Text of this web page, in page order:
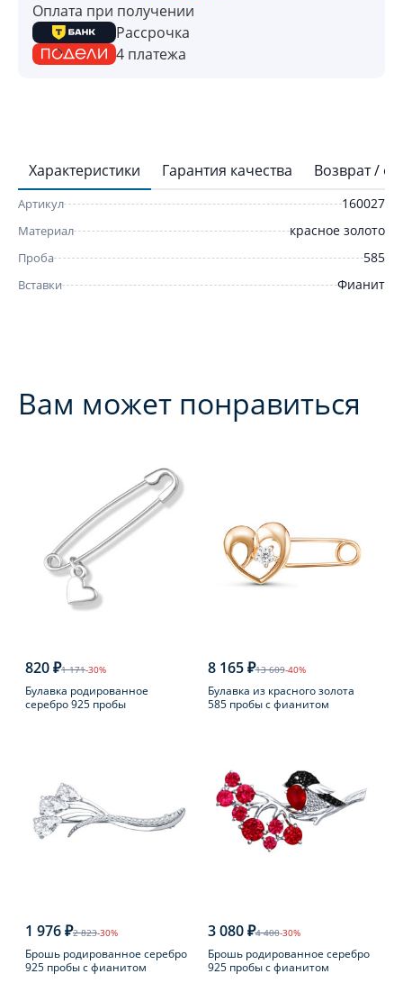
Оплата при получении
Рассрочка
4 платежа
Характеристики Гарантия качества Возврат /
Артикул 160027
Материал красное золото
Проба 585
Вставки Фианит
Вам может понравиться
820 ₽1 171-30%
Булавка родированное
серебро 925 пробы
8 165 ₽13 609-40%
Булавка из красного золота
585 пробы с фианитом
1 976 ₽2 823-30%
Брошь родированное серебро
925 пробы с фианитом
3 080 ₽4 400-30%
Брошь родированное серебро
925 пробы с фианитом